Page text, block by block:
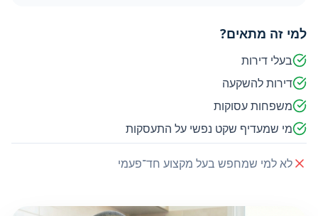
למי זה מתאים?
בעלי דירות
דירות להשקעה
משפחות עסוקות
מי שמעדיף שקט נפשי על התעסקות
לא למי שמחפש בעל מקצוע חד־פעמי